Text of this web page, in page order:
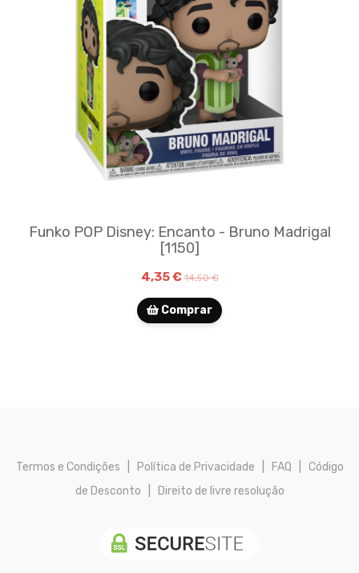
Funko POP Disney: Encanto - Bruno Madrigal
[1150]
4,35 €14,50 €
Comprar
Termos e Condições Política de Privacidade FAQ
Código
de Desconto
Direito de livre resolução